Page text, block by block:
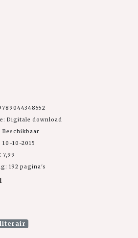
Digitale download
Beschikbaar
10-10-2015
7,99
192 pagina's
literair